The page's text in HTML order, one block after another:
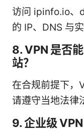
访问 ipinfo.io、
的 IP、DNS 与
8. VPN 是否
站？
在合规前提下，
请遵守当地法律
9. 企业级